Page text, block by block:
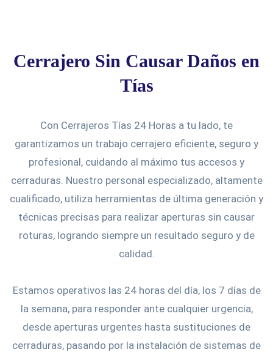
Cerrajero Sin Causar Daños en
Tías
Con Cerrajeros Tías 24 Horas a tu lado, te
garantizamos un trabajo cerrajero eficiente, seguro y
profesional, cuidando al máximo tus accesos y
cerraduras. Nuestro personal especializado, altamente
cualificado, utiliza herramientas de última generación y
técnicas precisas para realizar aperturas sin causar
roturas, logrando siempre un resultado seguro y de
calidad.
Estamos operativos las 24 horas del día, los 7 días de
la semana, para responder ante cualquier urgencia,
desde aperturas urgentes hasta sustituciones de
cerraduras, pasando por la instalación de sistemas de